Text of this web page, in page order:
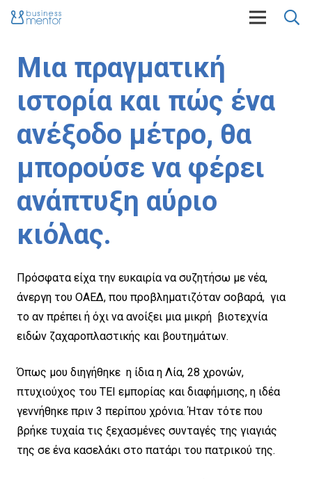
Μια πραγματική
ιστορία και πώς ένα
ανέξοδο μέτρο, θα
μπορούσε να φέρει
ανάπτυξη αύριο
κιόλας.
Πρόσφατα είχα την ευκαιρία να συζητήσω με νέα,
άνεργη του ΟΑΕΔ, που προβληματιζόταν σοβαρά, για
το αν πρέπει ή όχι να ανοίξει μια μικρή βιοτεχνία
ειδών ζαχαροπλαστικής και βουτημάτων.
Όπως μου διηγήθηκε η ίδια η Λία, 28 χρονών,
πτυχιούχος του ΤΕΙ εμπορίας και διαφήμισης, η ιδέα
γεννήθηκε πριν 3 περίπου χρόνια. Ήταν τότε που
βρήκε τυχαία τις ξεχασμένες συνταγές της γιαγιάς
της σε ένα κασελάκι στο πατάρι του πατρικού της.